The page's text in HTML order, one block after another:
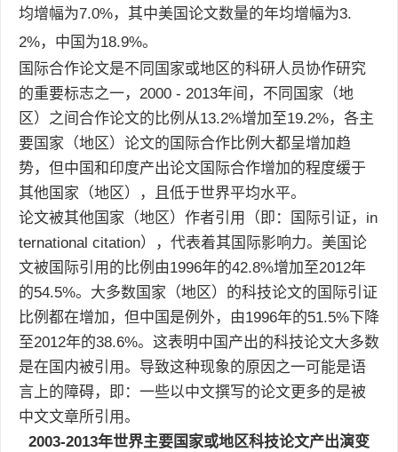
均增幅为7.0%，其中美国论文数量的年均增幅为3.
2%，中国为18.9%。
国际合作论文是不同国家或地区的科研人员协作研究
的重要标志之一，2000 - 2013年间，不同国家（地
区）之间合作论文的比例从13.2%增加至19.2%，各主
要国家（地区）论文的国际合作比例大都呈增加趋
势，但中国和印度产出论文国际合作增加的程度缓于
其他国家（地区），且低于世界平均水平。
论文被其他国家（地区）作者引用（即：国际引证，in
ternational citation），代表着其国际影响力。美国论
文被国际引用的比例由1996年的42.8%增加至2012年
的54.5%。大多数国家（地区）的科技论文的国际引证
比例都在增加，但中国是例外，由1996年的51.5%下降
至2012年的38.6%。这表明中国产出的科技论文大多数
是在国内被引用。导致这种现象的原因之一可能是语
言上的障碍，即：一些以中文撰写的论文更多的是被
中文文章所引用。
2003-2013年世界主要国家或地区科技论文产出演变